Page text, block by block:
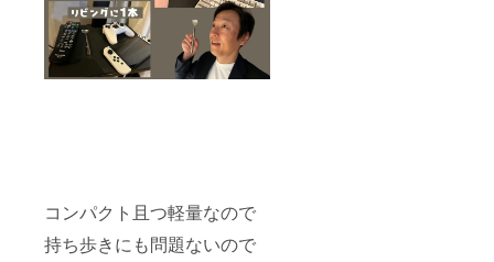
コンパクト且つ軽量なので
持ち歩きにも問題ないので